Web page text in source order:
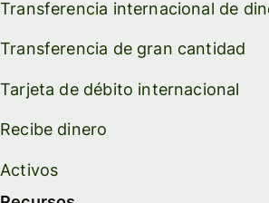
Transferencia internacional de
Transferencia de gran cantidad
Tarjeta de débito internacional
Recibe dinero
Activos